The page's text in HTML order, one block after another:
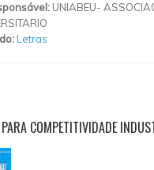
UNIABEU-
Letras
COMPETITIVIDADE